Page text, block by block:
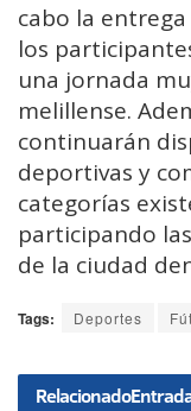
cabo la
los
una jornada
melillense.
continuarán
deportivas y
categorías
participando
de la ciudad
Tags: Deportes
Relacionado